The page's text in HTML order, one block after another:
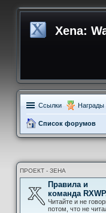
Xena:
Ссылки Награды
Список форумов
ПРОЕКТ - ЗЕНА
Правила и
команда
Читайте и не
потом, что не